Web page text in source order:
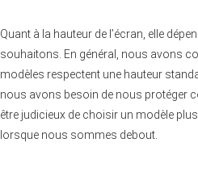
Quant à la hauteur de l’écran, elle
souhaitons. En général, nous avons
modèles respectent une hauteur
nous avons besoin de nous protéger
être judicieux de choisir un modèle
lorsque nous sommes debout.